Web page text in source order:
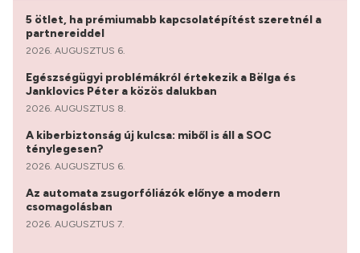
5 ötlet, ha prémiumabb kapcsolatépítést szeretnél a
partnereiddel
2026. AUGUSZTUS 6.
Egészségügyi problémákról értekezik a Bëlga és
Janklovics Péter a közös dalukban
2026. AUGUSZTUS 8.
A kiberbiztonság új kulcsa: miből is áll a SOC
ténylegesen?
2026. AUGUSZTUS 6.
Az automata zsugorfóliázók előnye a modern
csomagolásban
2026. AUGUSZTUS 7.